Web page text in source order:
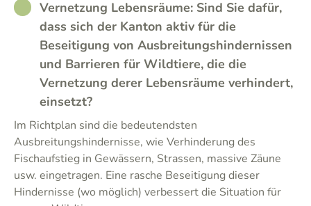
RATHER_GOOD
Vernetzung Lebensräume: Sind Sie dafür,
dass sich der Kanton aktiv für die
Beseitigung von Ausbreitungshindernissen
und Barrieren für Wildtiere, die die
Vernetzung derer Lebensräume verhindert,
einsetzt?
Im Richtplan sind die bedeutendsten
Ausbreitungshindernisse, wie Verhinderung des
Fischaufstieg in Gewässern, Strassen, massive Zäune
usw. eingetragen. Eine rasche Beseitigung dieser
Hindernisse (wo möglich) verbessert die Situation für